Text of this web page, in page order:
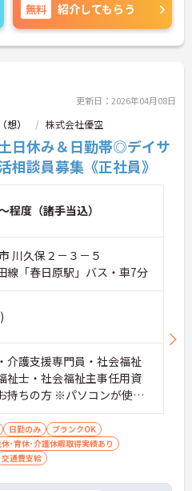
ので、安心して長
す◎ご興味のある方
すので、お気軽にご
無料 紹介してもらう
更新日：2026年04月08日
想） 株式会社優空
日休み＆日勤帯◎デイサ
相談員募集《正社員》
程度（諸手当込）
川久保２－３－５
線「春日原駅」バス・車7分
介護支援専門員・社会福祉
祉士・社会福祉主事任用資
ちの方 ※パソコンが使え
） ※管理者、生活相談員の
通自動車運転免許（AT限
日勤のみ
ブランクOK
･育休･介護休暇取得実績あり
交通費支給